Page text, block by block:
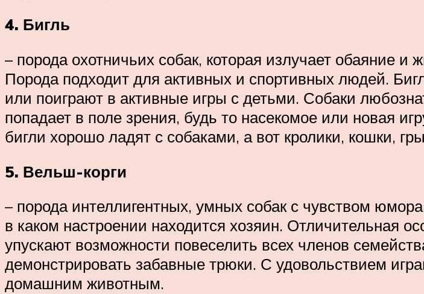
4. Бигль
– порода охотничьих собак, которая излучает обаяние
Порода подходит для активных и спортивных людей.
или поиграют в активные игры с детьми. Собаки
попадает в поле зрения, будь то насекомое или новая
бигли хорошо ладят с собаками, а вот кролики, кошки,
5. Вельш-корги
– порода интеллигентных, умных собак с чувством
в каком настроении находится хозяин. Отличительная
упускают возможности повеселить всех членов
демонстрировать забавные трюки. С удовольствием
домашним животным.